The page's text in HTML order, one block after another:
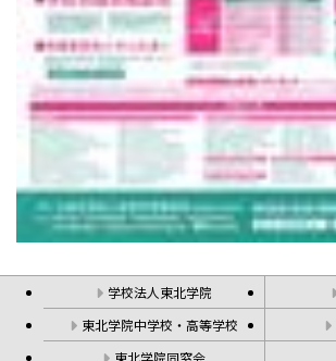
学校法人東北学院
東北学院中学校・高等学校